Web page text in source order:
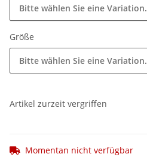
Bitte wählen Sie eine Variation.
Größe
Bitte wählen Sie eine Variation.
Artikel zurzeit vergriffen
Momentan nicht verfügbar